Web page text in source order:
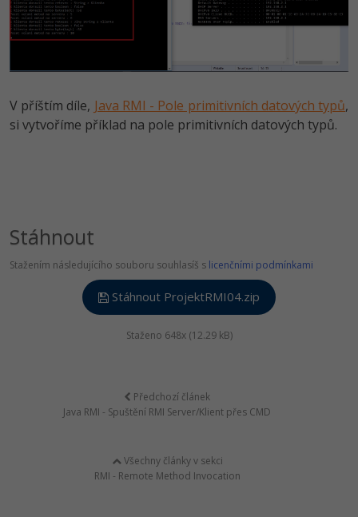
V příštím díle, Java RMI - Pole primitivních datových typů,
si vytvoříme příklad na pole primitivních datových typů.
Stáhnout
Stažením následujícího souboru souhlasíš s licenčními podmínkami
Stáhnout ProjektRMI04.zip
Staženo 648x (12.29 kB)
Předchozí článek
Java RMI - Spuštění RMI Server/Klient přes CMD
Všechny články v sekci
RMI - Remote Method Invocation